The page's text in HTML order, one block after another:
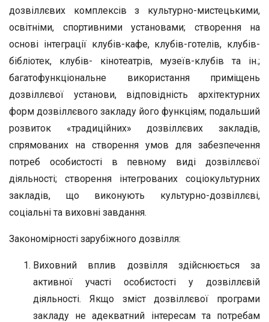
дозвіллєвих комплексів з культурно-мистецькими,
освітніми, спортивними установами; створення на
основі інтеграції клубів-кафе, клубів-готелів, клубів-
бібліотек, клубів- кінотеатрів, музеїв-клубів та ін.;
багатофункціональне використання приміщень
дозвіллєвої установи, відповідність архітектурних
форм дозвіллєвого закладу його функціям; подальший
розвиток «традиційних» дозвіллєвих закладів,
спрямованих на створення умов для забезпечення
потреб особистості в певному виді дозвіллєвої
діяльності; створення інтегрованих соціокультурних
закладів, що виконують культурно-дозвіллєві,
соціальні та виховні завдання.
Закономірності зарубіжного дозвілля:
Виховний вплив дозвілля здійснюється за
активної участі особистості у дозвіллєвій
діяльності. Якщо зміст дозвіллєвої програми
закладу не адекватний інтересам та потребам